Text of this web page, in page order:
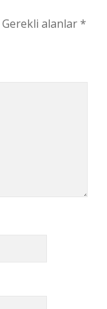
Gerekli alanlar*